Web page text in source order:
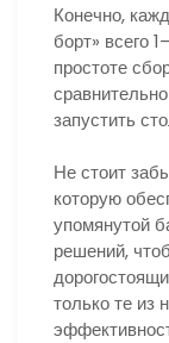
Конечно,
борт» всего
простоте
запустить
Не стоит
которую
упомянутой
решений,
только те из